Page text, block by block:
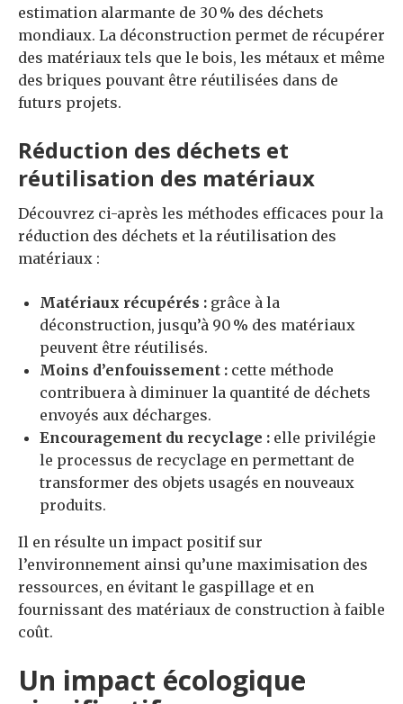
estimation alarmante de 30 % des déchets
mondiaux. La déconstruction permet de récupérer
des matériaux tels que le bois, les métaux et même
des briques pouvant être réutilisées dans de
futurs projets.
Réduction des déchets et
réutilisation des matériaux
Découvrez ci-après les méthodes efficaces pour la
réduction des déchets et la réutilisation des
matériaux :
Matériaux récupérés : grâce à la
déconstruction, jusqu’à 90 % des matériaux
peuvent être réutilisés.
Moins d’enfouissement : cette méthode
contribuera à diminuer la quantité de déchets
envoyés aux décharges.
Encouragement du recyclage : elle privilégie
le processus de recyclage en permettant de
transformer des objets usagés en nouveaux
produits.
Il en résulte un impact positif sur
l’environnement ainsi qu’une maximisation des
ressources, en évitant le gaspillage et en
fournissant des matériaux de construction à faible
coût.
Un impact écologique